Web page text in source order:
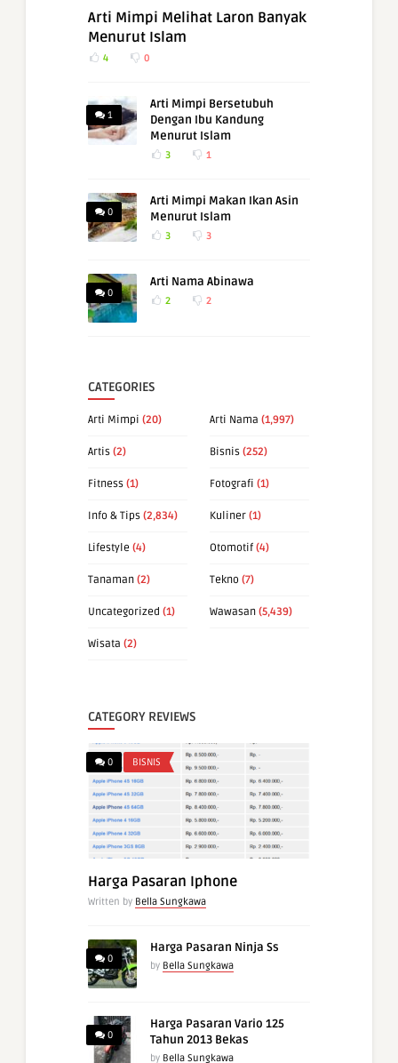
Arti Mimpi Melihat Laron Banyak
Menurut Islam
4 0
1
Arti Mimpi Bersetubuh
Dengan Ibu Kandung
Menurut Islam
3 1
0
Arti Mimpi Makan Ikan Asin
Menurut Islam
3 3
0
Arti Nama Abinawa
2 2
CATEGORIES
Arti Mimpi (20) Arti Nama (1,997)
Artis (2) Bisnis (252)
Fitness (1) Fotografi (1)
Info & Tips (2,834) Kuliner (1)
Lifestyle (4) Otomotif (4)
Tanaman (2) Tekno (7)
Uncategorized (1) Wawasan (5,439)
Wisata (2)
CATEGORY REVIEWS
0 BISNIS
Harga Pasaran Iphone
Written by Bella Sungkawa
0
Harga Pasaran Ninja Ss
by Bella Sungkawa
0
Harga Pasaran Vario 125
Tahun 2013 Bekas
by Bella Sungkawa